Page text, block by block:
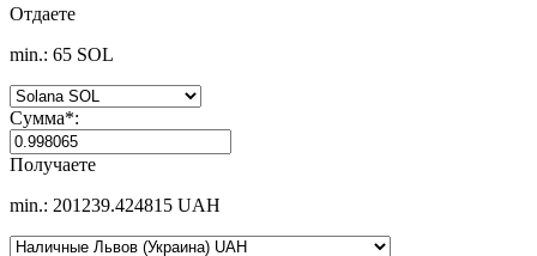
Отдаете
min.: 65 SOL
Сумма*:
Получаете
min.: 201239.424815 UAH